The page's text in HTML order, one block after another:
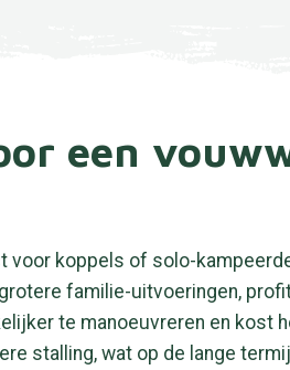
een
voor koppels of solo-
familie-uitvoeringen,
te manoeuvreren en kost
stalling, wat op de lange